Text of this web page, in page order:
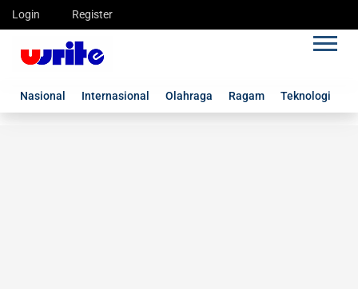
Login Register
Nasional Internasional Olahraga Ragam Teknologi